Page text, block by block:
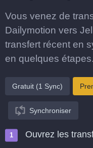
Vous venez de
Dailymotion vers
transfert récent en
en quelques étapes.
Gratuit (1 Sync)
Synchroniser
Ouvrez les